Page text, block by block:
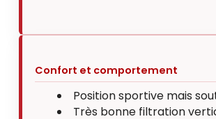
Confort et comportement
Position sportive mais
Très bonne filtration